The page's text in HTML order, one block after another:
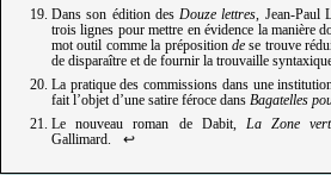
Dans son édition des Douze lettres , Jean-
trois lignes pour mettre en évidence la manière
mot outil comme la préposition dese trouve
de disparaître et de fournir la trouvaille syntaxique
La pratique des commissions dans une
fait l’objet d’une satire féroce dans Bagatelles
Le nouveau roman de Dabit, La Zone
Gallimard.
↩︎